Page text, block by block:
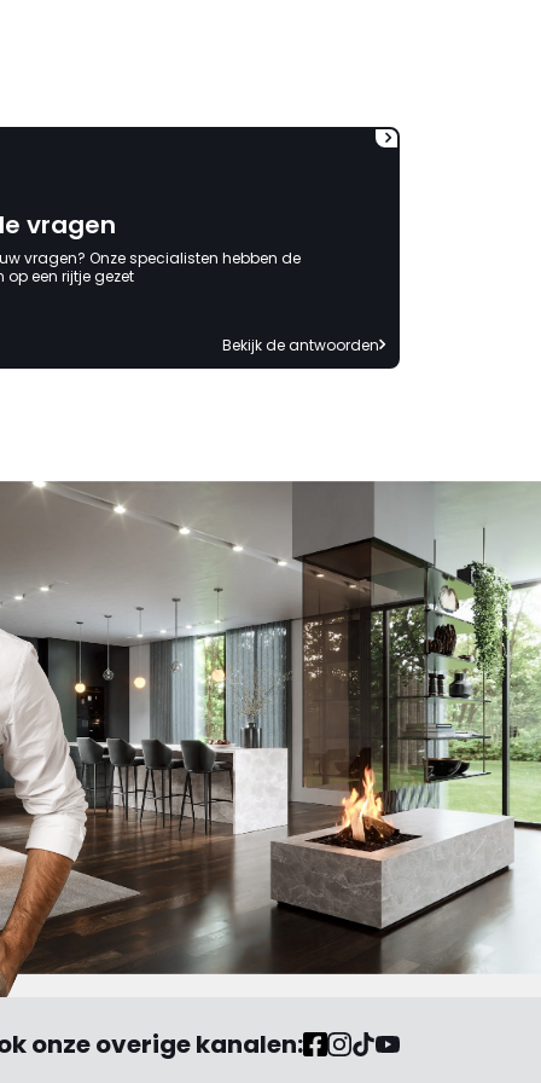
vragen
vragen? Onze specialisten hebben de
een rijtje gezet
Bekijk de antwoorden
onze overige kanalen: